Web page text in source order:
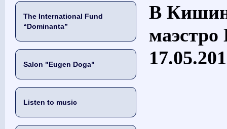
The International Fund
“Dominanta”
Salon "Eugen Doga"
Listen to music
当前位置
В